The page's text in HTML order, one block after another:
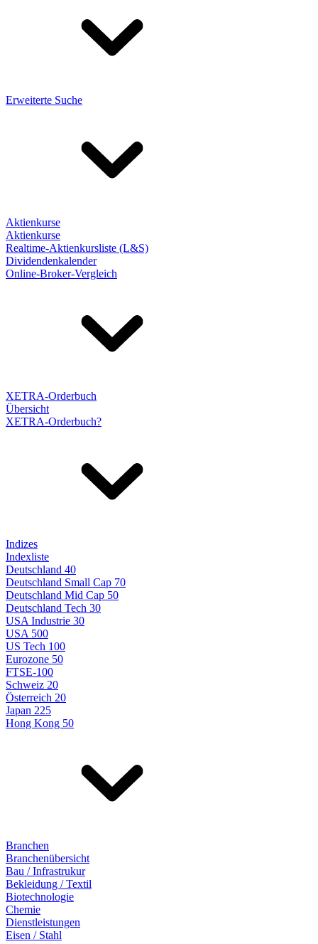
Erweiterte Suche
Aktienkurse
Aktienkurse
Realtime-Aktienkursliste (L&S)
Dividendenkalender
Online-Broker-Vergleich
XETRA-Orderbuch
Übersicht
XETRA-Orderbuch?
Indizes
Indexliste
Deutschland 40
Deutschland Small Cap 70
Deutschland Mid Cap 50
Deutschland Tech 30
USA Industrie 30
USA 500
US Tech 100
Eurozone 50
FTSE-100
Schweiz 20
Österreich 20
Japan 225
Hong Kong 50
Branchen
Branchenübersicht
Bau / Infrastrukur
Bekleidung / Textil
Biotechnologie
Chemie
Dienstleistungen
Eisen / Stahl